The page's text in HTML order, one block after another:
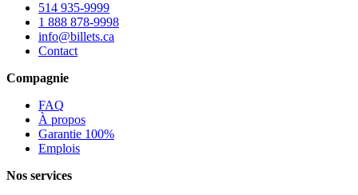
514 935-9999
1 888 878-9998
info@billets.ca
Contact
Compagnie
FAQ
À propos
Garantie 100%
Emplois
Nos services